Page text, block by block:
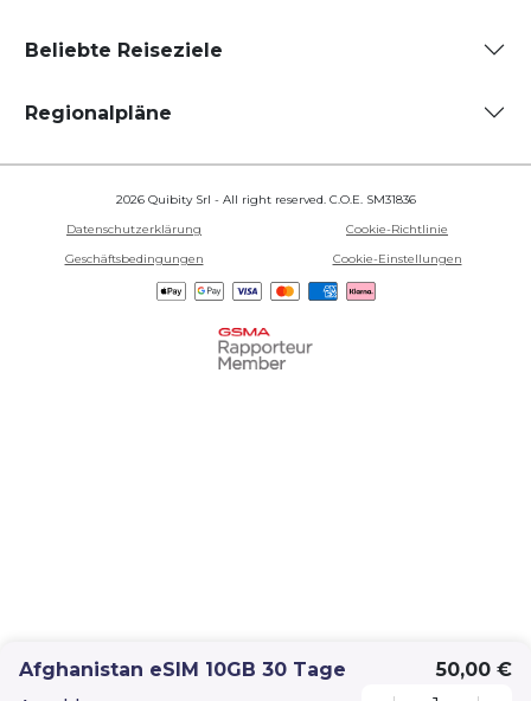
Afghanistan eSIM 10GB 30 Tage 50,00 €
Beliebte Reiseziele
Regionalpläne
2026 Quibity Srl - All right reserved. C.O.E. SM31836
Datenschutzerklärung
Cookie-Richtlinie
Geschäftsbedingungen
Cookie-Einstellungen